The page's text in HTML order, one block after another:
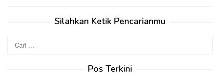
Silahkan Ketik Pencarianmu
untuk:
Pos Terkini